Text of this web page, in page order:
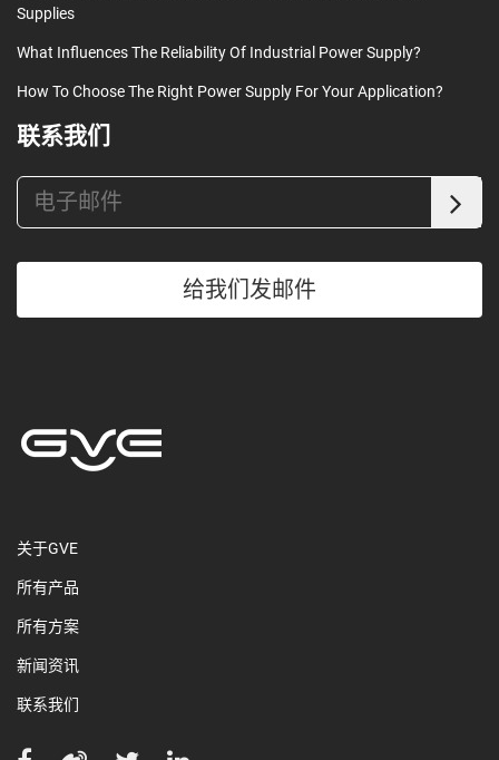
Supplies
What Influences The Reliability Of Industrial Power Supply?
How To Choose The Right Power Supply For Your Application?
联系我们
给我们发邮件
关于GVE
所有产品
所有方案
新闻资讯
联系我们